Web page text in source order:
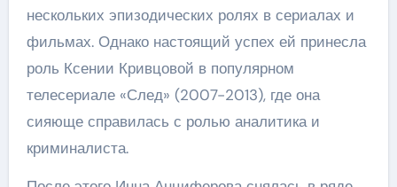
нескольких эпизодических ролях в сериалах и
фильмах. Однако настоящий успех ей принесла
роль Ксении Кривцовой в популярном
телесериале «След» (2007-2013), где она
сияюще справилась с ролью аналитика и
криминалиста.